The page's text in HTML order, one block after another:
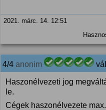
2021. márc. 14. 12:51
4/4 anonim
Haszonélvezeti jog
le.
Cégek haszonélvezete